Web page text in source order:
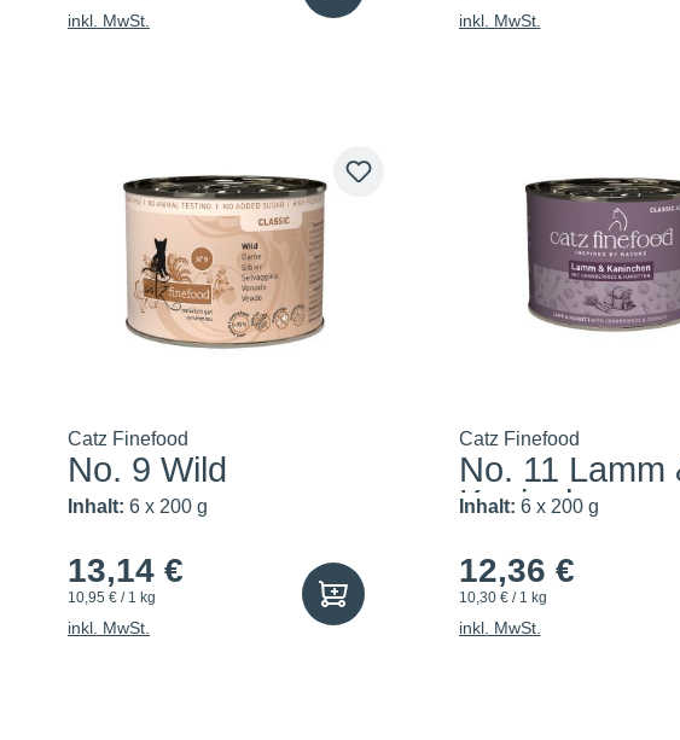
inkl. MwSt. inkl. MwSt.
Catz Finefood
No. 9 Wild
Inhalt: 6 x 200 g
13,14 €
10,95 € / 1 kg
inkl. MwSt.
Catz Finefood
No. 11 Lamm
Kaninchen
Inhalt: 6 x 200 g
12,36 €
10,30 € / 1 kg
inkl. MwSt.